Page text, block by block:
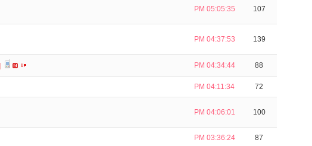
PM 05:05:35 107
PM 04:37:53 139
PM 04:34:44 88
PM 04:11:34 72
PM 04:06:01 100
PM 03:36:24 87